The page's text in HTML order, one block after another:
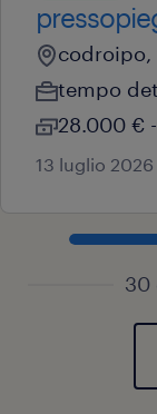
codroipo,
tempo
28.000 €
13 luglio 2026
30